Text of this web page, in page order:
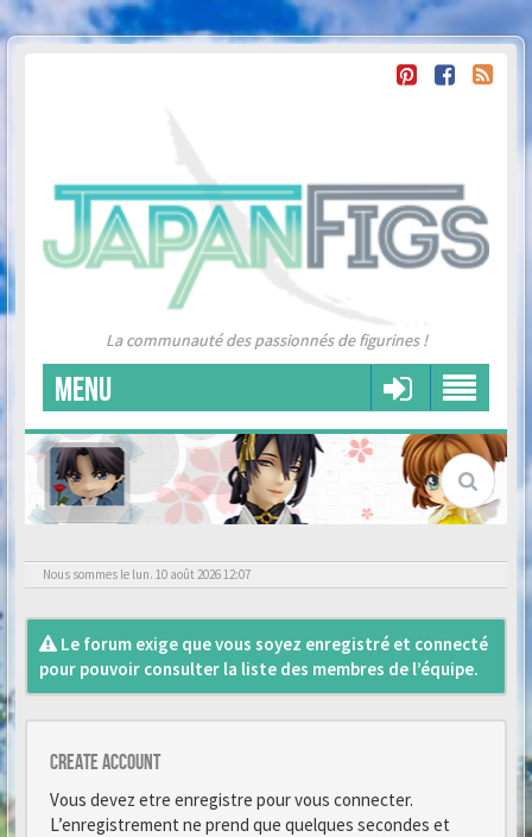
La communauté des passionnés de figurines !
MENU
Nous sommes le lun. 10 août 2026 12:07
Le forum exige que vous soyez enregistré et connecté
pour pouvoir consulter la liste des membres de l’équipe.
Create account
Vous devez etre enregistre pour vous connecter.
L’enregistrement ne prend que quelques secondes et